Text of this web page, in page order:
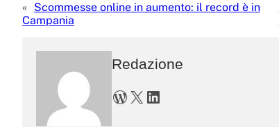
« Scommesse online in aumento: il record è in
Campania
Redazione
WordPress X LinkedIn